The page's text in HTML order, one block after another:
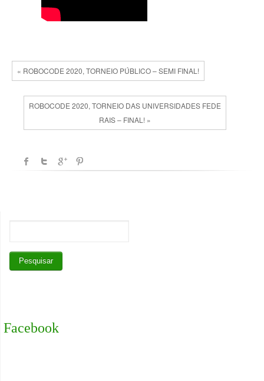
« ROBOCODE 2020, TORNEIO PÚBLICO – SEMI FINAL!
ROBOCODE 2020, TORNEIO DAS UNIVERSIDADES FEDE
RAIS – FINAL! »
Facebook